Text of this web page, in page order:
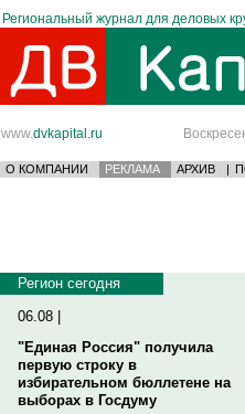
Региональный журнал для деловых
www.dvkapital.ru
О КОМПАНИИ РЕКЛАМА АРХИВ |
Регион сегодня
06.08 |
"Единая Россия" получила
первую строку в
избирательном бюллетене на
выборах в Госдуму